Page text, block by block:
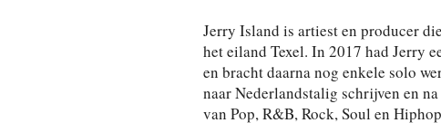
Jerry Island is artiest en producer
het eiland Texel. In 2017 had Jerry
en bracht daarna nog enkele solo
naar Nederlandstalig schrijven en
van Pop, R&B, Rock, Soul en